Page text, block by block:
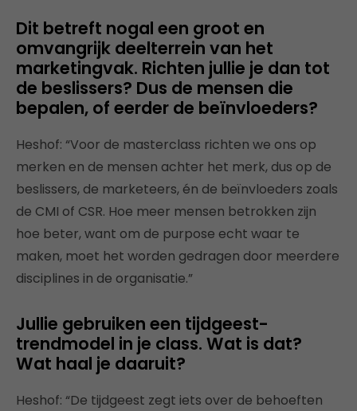
Dit betreft nogal een groot en
omvangrijk deelterrein van het
marketingvak. Richten jullie je dan tot
de beslissers? Dus de mensen die
bepalen, of eerder de beïnvloeders?
Heshof: “Voor de masterclass richten we ons op
merken en de mensen achter het merk, dus op de
beslissers, de marketeers, én de beïnvloeders zoals
de CMI of CSR. Hoe meer mensen betrokken zijn
hoe beter, want om de purpose echt waar te
maken, moet het worden gedragen door meerdere
disciplines in de organisatie.”
Jullie gebruiken een tijdgeest-
trendmodel in je class. Wat is dat?
Wat haal je daaruit?
Heshof: “De tijdgeest zegt iets over de behoeften